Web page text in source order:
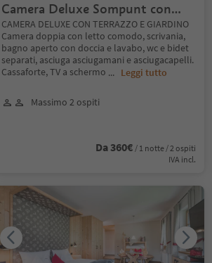
Camera Deluxe Sompunt con
terrazzo
CAMERA DELUXE CON TERRAZZO E GIARDINO
Camera doppia con letto comodo, scrivania,
bagno aperto con doccia e lavabo, wc e bidet
separati, asciuga asciugamani e asciugacapelli.
Cassaforte, TV a schermo ... Leggi tutto
Massimo 2 ospiti
Da 360€ / 1 notte / 2 ospiti
IVA incl.